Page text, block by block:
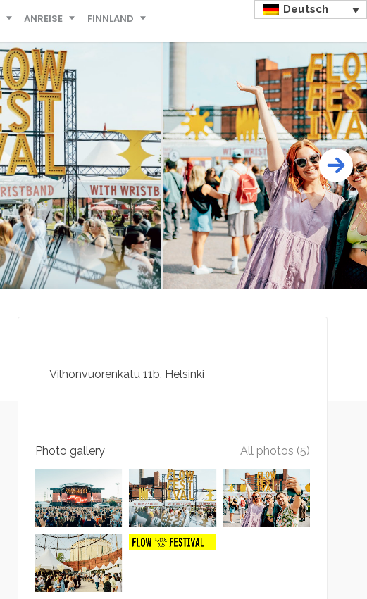
ANREISE FINNLAND
Deutsch
Vilhonvuorenkatu 11b Helsinki
Photo gallery All photos (5)